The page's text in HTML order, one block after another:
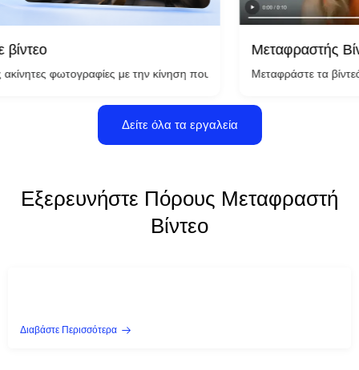
AI σε δευτερόλεπτα—δεν απαιτούνται δεξιότητες κάμερας ή
φωτογραφίες με την κίνηση που υποστηρίζεται από AI και
Μεταφραστής Βίντεο
Μεταφράστε τα βίντεό σας σε
Δείτε όλα τα εργαλεία
Εξερευνήστε Πόρους Μεταφραστή
Βίντεο
Διαβάστε Περισσότερα